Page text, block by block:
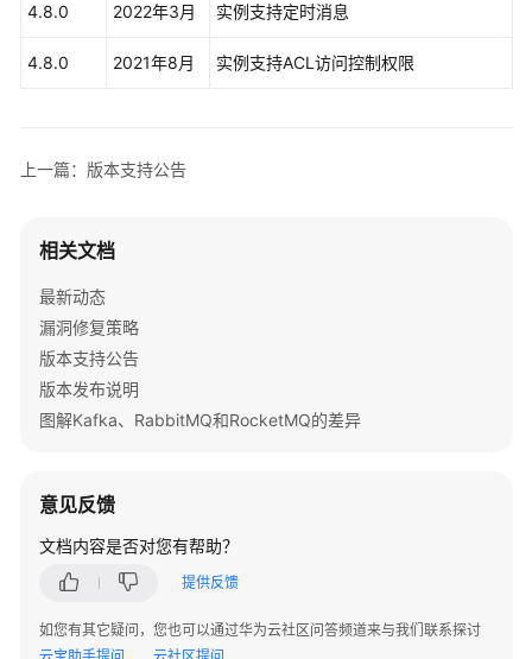
本
说
产
品
绍
说
明
入
4.8.0 2022年3月 实例支持定时消息
4.8.0 2021年8月 实例支持ACL访问控制权限
上一篇：版本支持公告
相关文档
最新动态
漏洞修复策略
版本支持公告
版本发布说明
图解Kafka、RabbitMQ和RocketMQ的差异
意见反馈
文档内容是否对您有帮助？
提供反馈
如您有其它疑问，您也可以通过华为云社区问答频道来与我们联系探讨